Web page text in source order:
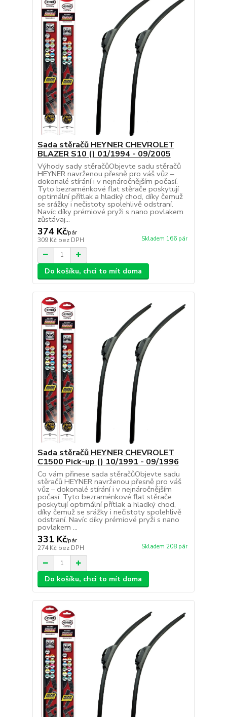
Sada stěračů HEYNER CHEVROLET
BLAZER S10 () 01/1994 - 09/2005
Výhody sady stěračůObjevte sadu stěračů
HEYNER navrženou přesně pro váš vůz –
dokonalé stírání i v nejnáročnějším počasí.
Tyto bezraménkové flat stěrače poskytují
optimální přítlak a hladký chod, díky čemuž
se srážky i nečistoty spolehlivě odstraní.
Navíc díky prémiové pryži s nano povlakem
zůstávaj...
374 Kč/pár
309 Kč bez DPH Skladem 166 pár
Do košíku, chci to mít doma
Sada stěračů HEYNER CHEVROLET
C1500 Pick-up () 10/1991 - 09/1996
Co vám přinese sada stěračůObjevte sadu
stěračů HEYNER navrženou přesně pro váš
vůz – dokonalé stírání i v nejnáročnějším
počasí. Tyto bezraménkové flat stěrače
poskytují optimální přítlak a hladký chod,
díky čemuž se srážky i nečistoty spolehlivě
odstraní. Navíc díky prémiové pryži s nano
povlakem ...
331 Kč/pár
274 Kč bez DPH Skladem 208 pár
Do košíku, chci to mít doma